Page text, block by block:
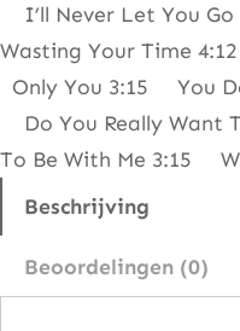
i
e
N
I’ll Never Let You
Wasting Your Time
Only You 3:15 You
Do You Really Want
To Be With Me 3:15
Beschrijving
Beoordelingen (0)